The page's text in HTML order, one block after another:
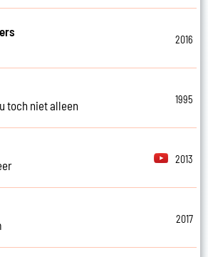
2016
toch niet alleen
1995
2013
2017